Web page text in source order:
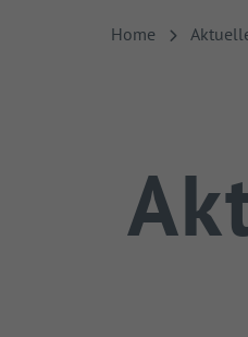
Home